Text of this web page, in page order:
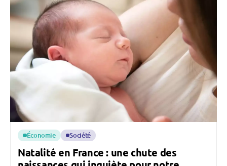
Économie Société
Natalité en France : une chute des